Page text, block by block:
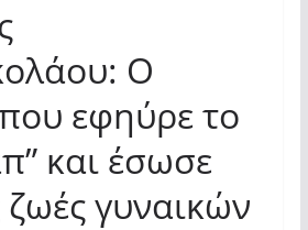
Ο
εφηύρε το
και έσωσε
ζωές γυναικών